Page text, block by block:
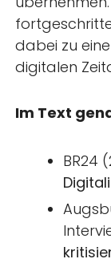
dabei zu
digitalen
Im Text
BR24